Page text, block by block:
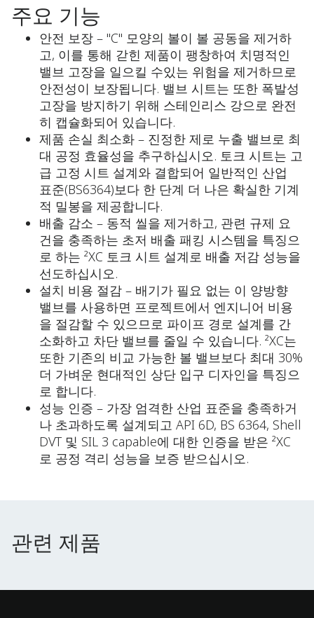
주요 기능
안전 보장 – "C" 모양의 볼이 볼 공동을 제거하
고, 이를 통해 갇힌 제품이 팽창하여 치명적인
밸브 고장을 일으킬 수있는 위험을 제거하므로
안전성이 보장됩니다. 밸브 시트는 또한 폭발성
고장을 방지하기 위해 스테인리스 강으로 완전
히 캡슐화되어 있습니다.
제품 손실 최소화 – 진정한 제로 누출 밸브로 최
대 공정 효율성을 추구하십시오. 토크 시트는 고
급 고정 시트 설계와 결합되어 일반적인 산업
표준(BS6364)보다 한 단계 더 나은 확실한 기계
적 밀봉을 제공합니다.
배출 감소 – 동적 씰을 제거하고, 관련 규제 요
건을 충족하는 초저 배출 패킹 시스템을 특징으
로 하는 ²XC 토크 시트 설계로 배출 저감 성능을
선도하십시오.
설치 비용 절감 – 배기가 필요 없는 이 양방향
밸브를 사용하면 프로젝트에서 엔지니어 비용
을 절감할 수 있으므로 파이프 경로 설계를 간
소화하고 차단 밸브를 줄일 수 있습니다. ²XC는
또한 기존의 비교 가능한 볼 밸브보다 최대 30%
더 가벼운 현대적인 상단 입구 디자인을 특징으
로 합니다.
성능 인증 – 가장 엄격한 산업 표준을 충족하거
나 초과하도록 설계되고 API 6D, BS 6364, Shell
DVT 및 SIL 3 capable에 대한 인증을 받은 ²XC
로 공정 격리 성능을 보증 받으십시오.
관련 제품
관련 제품